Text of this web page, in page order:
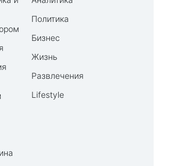
Политика
Бизнес
Жизнь
Развлечения
Lifestyle